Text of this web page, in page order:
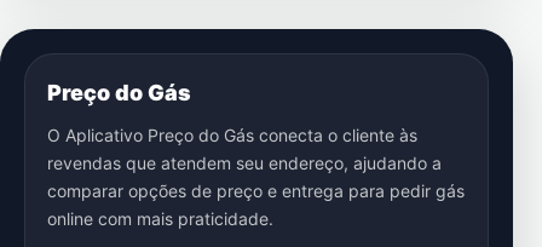
Preço do Gás
O Aplicativo Preço do Gás conecta o cliente às
revendas que atendem seu endereço, ajudando a
comparar opções de preço e entrega para pedir gás
online com mais praticidade.